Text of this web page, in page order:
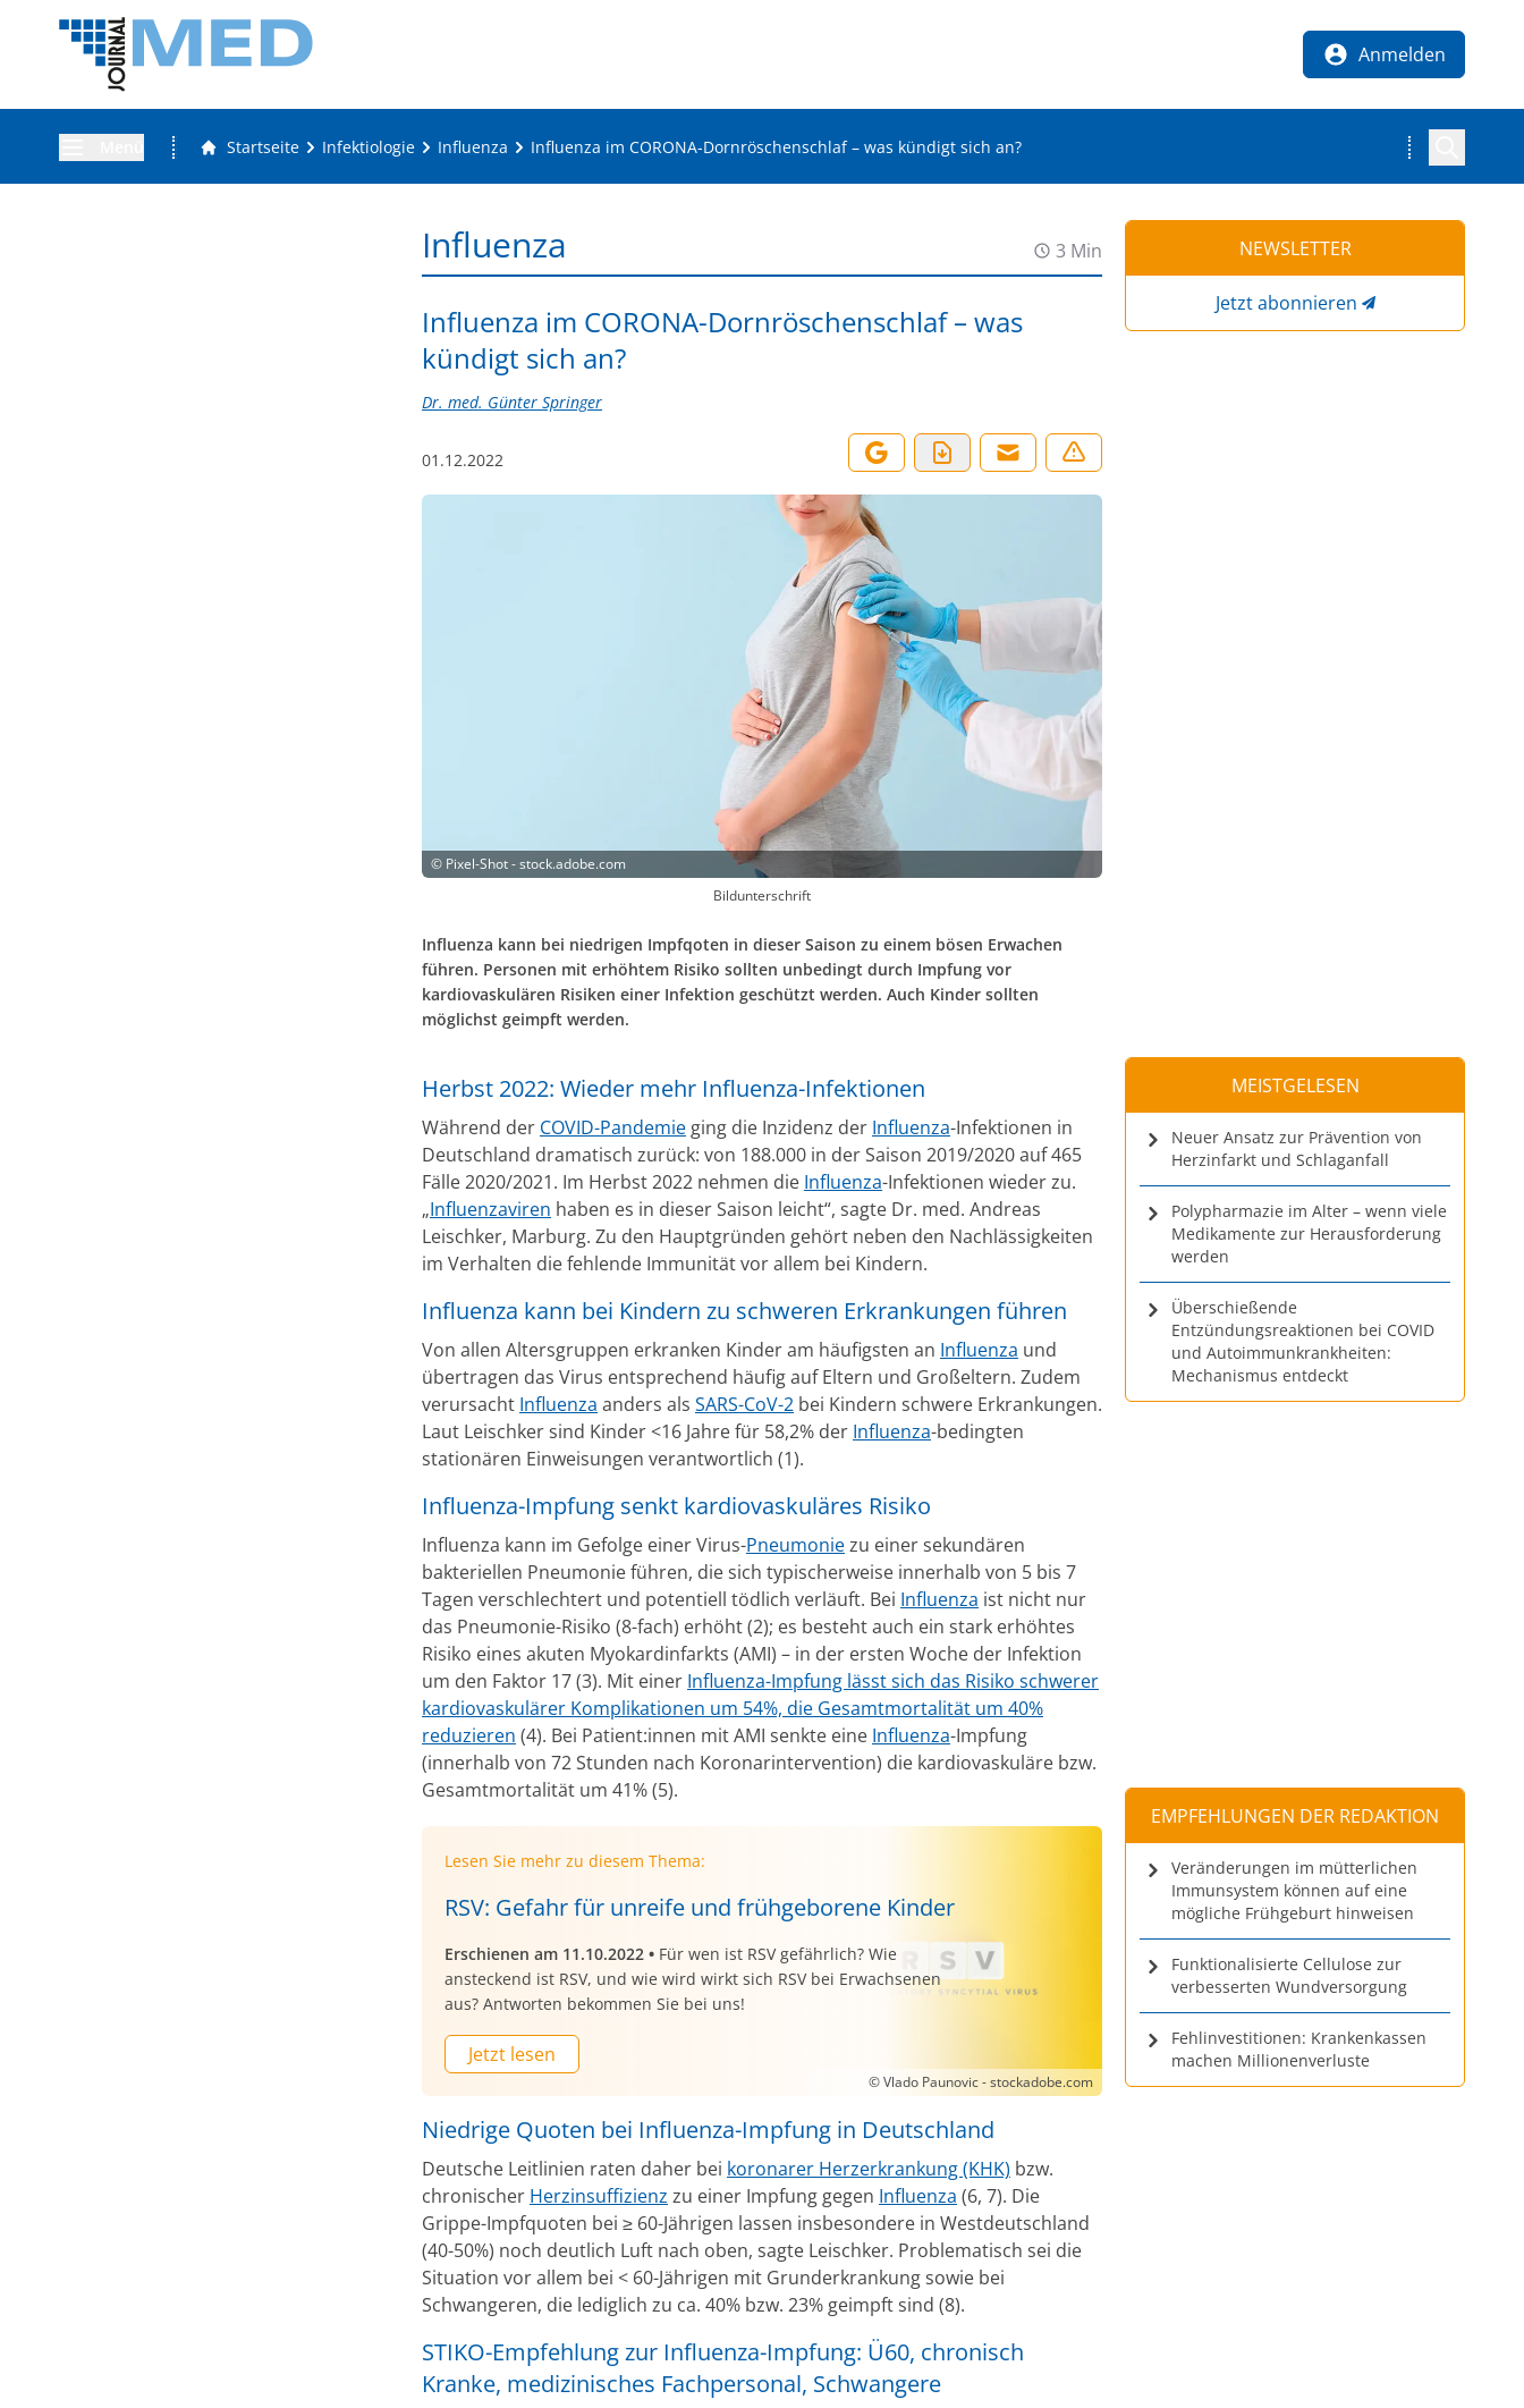
Anmelden
Startseite Infektiologie Influenza Influenza im CORONA-Dornröschenschlaf – was kündigt sich an?
Influenza 3 Min
Influenza im CORONA-Dornröschenschlaf – was
kündigt sich an?
Dr. med. Günter Springer
01.12.2022
© Pixel-Shot - stock.adobe.com
Bildunterschrift
Influenza kann bei niedrigen Impfqoten in dieser Saison zu einem bösen Erwachen
führen. Personen mit erhöhtem Risiko sollten unbedingt durch Impfung vor
kardiovaskulären Risiken einer Infektion geschützt werden. Auch Kinder sollten
möglichst geimpft werden.
Herbst 2022: Wieder mehr Influenza-Infektionen
Während der COVID-Pandemie ging die Inzidenz der Influenza-Infektionen in
Deutschland dramatisch zurück: von 188.000 in der Saison 2019/2020 auf 465
Fälle 2020/2021. Im Herbst 2022 nehmen die Influenza-Infektionen wieder zu.
„Influenzaviren haben es in dieser Saison leicht“, sagte Dr. med. Andreas
Leischker, Marburg. Zu den Hauptgründen gehört neben den Nachlässigkeiten
im Verhalten die fehlende Immunität vor allem bei Kindern.
Influenza kann bei Kindern zu schweren Erkrankungen führen
Von allen Altersgruppen erkranken Kinder am häufigsten an Influenza und
übertragen das Virus entsprechend häufig auf Eltern und Großeltern. Zudem
verursacht Influenza anders als SARS-CoV-2 bei Kindern schwere Erkrankungen.
Laut Leischker sind Kinder <16 Jahre für 58,2% der Influenza-bedingten
stationären Einweisungen verantwortlich (1).
Influenza-Impfung senkt kardiovaskuläres Risiko
Influenza kann im Gefolge einer Virus-Pneumoniezu einer sekundären
bakteriellen Pneumonie führen, die sich typischerweise innerhalb von 5 bis 7
Tagen verschlechtert und potentiell tödlich verläuft. Bei Influenza ist nicht nur
das Pneumonie-Risiko (8-fach) erhöht (2); es besteht auch ein stark erhöhtes
Risiko eines akuten Myokardinfarkts (AMI) – in der ersten Woche der Infektion
um den Faktor 17 (3). Mit einer Influenza-Impfung lässt sich das Risiko schwerer
kardiovaskulärer Komplikationen um 54%, die Gesamtmortalität um 40%
reduzieren (4). Bei Patient:innen mit AMI senkte eine Influenza-Impfung
(innerhalb von 72 Stunden nach Koronarintervention) die kardiovaskuläre bzw.
Gesamtmortalität um 41% (5).
Lesen Sie mehr zu diesem Thema:
RSV: Gefahr für unreife und frühgeborene Kinder
Erschienen am 11.10.2022 • Für wen ist RSV gefährlich? Wie
ansteckend ist RSV, und wie wird wirkt sich RSV bei Erwachsenen
aus? Antworten bekommen Sie bei uns!
Jetzt lesen
© Vlado Paunovic - stockadobe.com
Niedrige Quoten bei Influenza-Impfung in Deutschland
Deutsche Leitlinien raten daher bei koronarer Herzerkrankung (KHK) bzw.
chronischer Herzinsuffizienz zu einer Impfung gegen Influenza (6, 7). Die
Grippe-Impfquoten bei ≥ 60-Jährigen lassen insbesondere in Westdeutschland
(40-50%) noch deutlich Luft nach oben, sagte Leischker. Problematisch sei die
Situation vor allem bei < 60-Jährigen mit Grunderkrankung sowie bei
Schwangeren, die lediglich zu ca. 40% bzw. 23% geimpft sind (8).
STIKO-Empfehlung zur Influenza-Impfung: Ü60, chronisch
Kranke, medizinisches Fachpersonal, Schwangere
NEWSLETTER
Jetzt abonnieren
MEISTGELESEN
Neuer Ansatz zur Prävention von
Herzinfarkt und Schlaganfall
Polypharmazie im Alter – wenn viele
Medikamente zur Herausforderung
werden
Überschießende
Entzündungsreaktionen bei COVID
und Autoimmunkrankheiten:
Mechanismus entdeckt
EMPFEHLUNGEN DER REDAKTION
Veränderungen im mütterlichen
Immunsystem können auf eine
mögliche Frühgeburt hinweisen
Funktionalisierte Cellulose zur
verbesserten Wundversorgung
Fehlinvestitionen: Krankenkassen
machen Millionenverluste